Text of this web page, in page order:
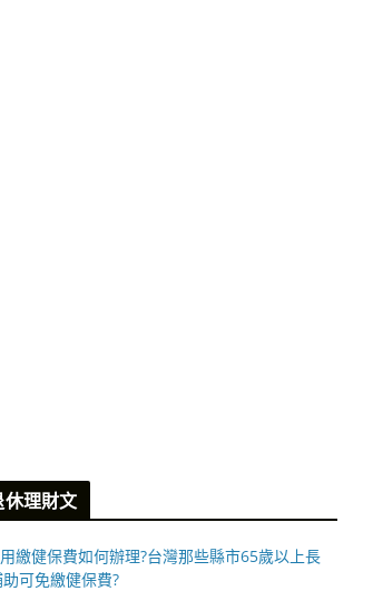
理財文
繳健保費如何辦理?台灣那些縣市65歲以上長
可免繳健保費?